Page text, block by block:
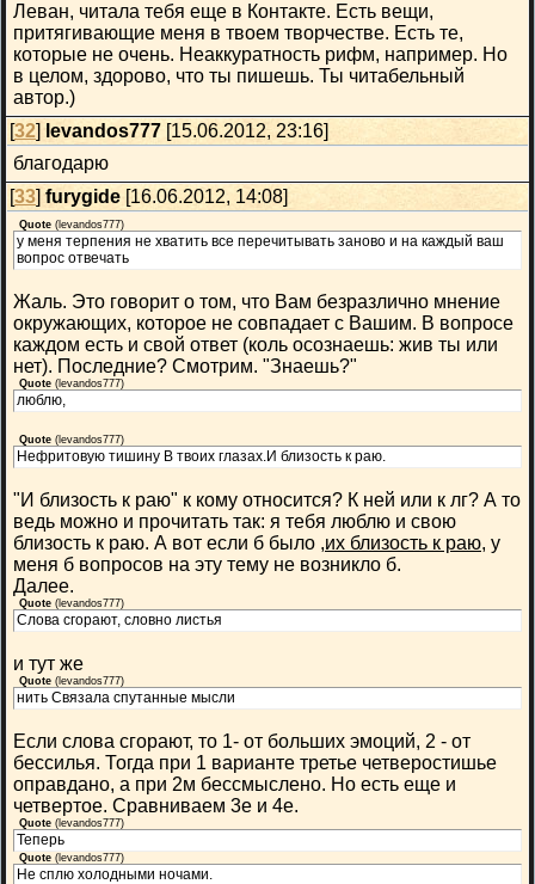
Леван, читала тебя еще в Контакте. Есть вещи,
притягивающие меня в твоем творчестве. Есть те,
которые не очень. Неаккуратность рифм, например. Но
в целом, здорово, что ты пишешь. Ты читабельный
автор.)
[32] levandos777 [15.06.2012, 23:16]
благодарю
[33]furygide [16.06.2012, 14:08]
Quote ( levandos777)
у меня терпения не хватить все перечитывать заново и на каждый ваш
вопрос отвечать
Жаль. Это говорит о том, что Вам безразлично мнение
окружающих, которое не совпадает с Вашим. В вопросе
каждом есть и свой ответ (коль осознаешь: жив ты или
нет). Последние? Смотрим. "Знаешь?"
Quote ( levandos777)
люблю,
Quote ( levandos777)
Нефритовую тишину В твоих глазах.И близость к раю.
"И близость к раю" к кому относится? К ней или к лг? А то
ведь можно и прочитать так: я тебя люблю и свою
близость к раю. А вот если б было ,их близость к раю, у
меня б вопросов на эту тему не возникло б.
Далее.
Quote ( levandos777)
Слова сгорают, словно листья
и тут же
Quote ( levandos777)
нить Связала спутанные мысли
Если слова сгорают, то 1- от больших эмоций, 2 - от
бессилья. Тогда при 1 варианте третье четверостишье
оправдано, а при 2м бессмыслено. Но есть еще и
четвертое. Сравниваем 3е и 4е.
Quote ( levandos777)
Теперь
Quote ( levandos777)
Не сплю холодными ночами.